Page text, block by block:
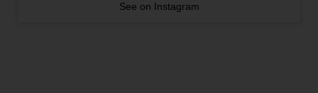
See on Instagram